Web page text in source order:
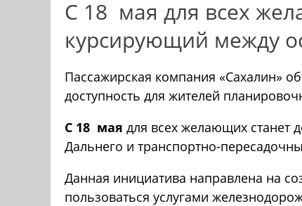
С 18 мая для всех
курсирующий между
Пассажирская компания «Сахалин»
доступность для жителей
С 18 мая для всех желающих станет
Дальнего и транспортно-
Данная инициатива направлена на
пользоваться услугами